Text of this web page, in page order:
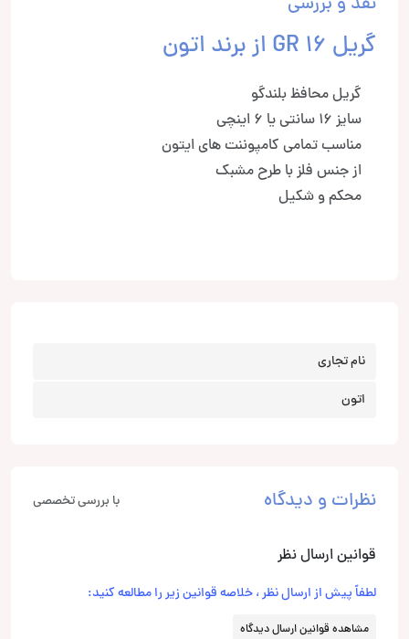
گریل GR 16 از برند اتون
گریل محافظ بلندگو
سایز 16 سانتی یا 6 اینچی
مناسب تمامی کامپوننت های ایتون
از جنس فلز با طرح مشبک
محکم و شکیل
نام تجاری
اتون
نظرات و دیدگاه با بررسی تخصصی
قوانین ارسال نظر
لطفاً پیش از ارسال نظر ، خلاصه قوانین زیر را مطالعه کنید:
مشاهده قوانین ارسال دیدگاه